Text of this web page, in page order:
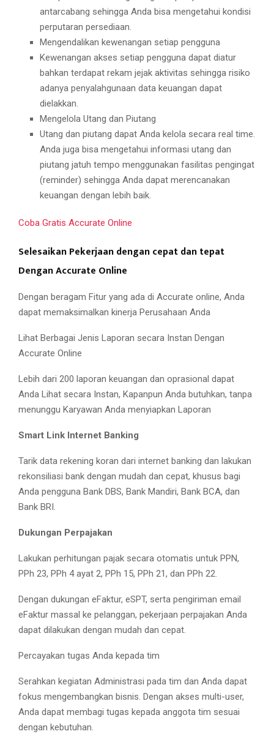
antarcabang sehingga Anda bisa mengetahui kondisi
perputaran persediaan.
Mengendalikan kewenangan setiap pengguna
Kewenangan akses setiap pengguna dapat diatur
bahkan terdapat rekam jejak aktivitas sehingga risiko
adanya penyalahgunaan data keuangan dapat
dielakkan.
Mengelola Utang dan Piutang
Utang dan piutang dapat Anda kelola secara real time.
Anda juga bisa mengetahui informasi utang dan
piutang jatuh tempo menggunakan fasilitas pengingat
(reminder) sehingga Anda dapat merencanakan
keuangan dengan lebih baik.
Coba Gratis Accurate Online
Selesaikan Pekerjaan dengan cepat dan tepat
Dengan Accurate Online
Dengan beragam Fitur yang ada di Accurate online, Anda
dapat memaksimalkan kinerja Perusahaan Anda
Lihat Berbagai Jenis Laporan secara Instan Dengan
Accurate Online
Lebih dari 200 laporan keuangan dan oprasional dapat
Anda Lihat secara Instan, Kapanpun Anda butuhkan, tanpa
menunggu Karyawan Anda menyiapkan Laporan
Smart Link Internet Banking
Tarik data rekening koran dari internet banking dan lakukan
rekonsiliasi bank dengan mudah dan cepat, khusus bagi
Anda pengguna Bank DBS, Bank Mandiri, Bank BCA, dan
Bank BRI.
Dukungan Perpajakan
Lakukan perhitungan pajak secara otomatis untuk PPN,
PPh 23, PPh 4 ayat 2, PPh 15, PPh 21, dan PPh 22.
Dengan dukungan eFaktur, eSPT, serta pengiriman email
eFaktur massal ke pelanggan, pekerjaan perpajakan Anda
dapat dilakukan dengan mudah dan cepat.
Percayakan tugas Anda kepada tim
Serahkan kegiatan Administrasi pada tim dan Anda dapat
fokus mengembangkan bisnis. Dengan akses multi-user,
Anda dapat membagi tugas kepada anggota tim sesuai
dengan kebutuhan.